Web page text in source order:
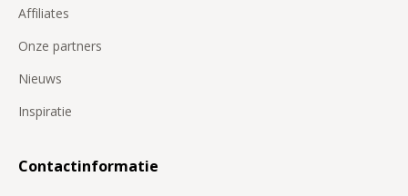
Affiliates
Onze partners
Nieuws
Inspiratie
Contactinformatie